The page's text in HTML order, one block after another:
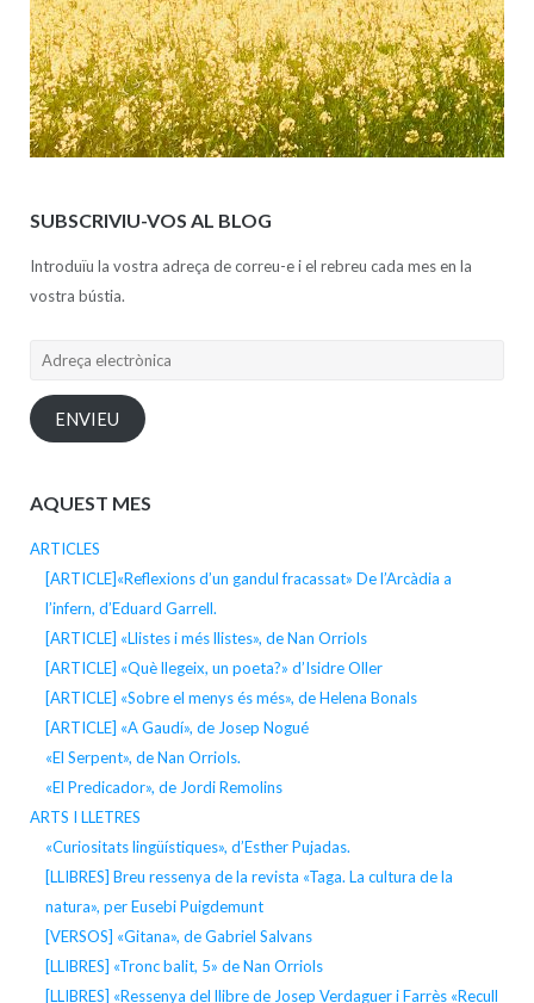
SUBSCRIVIU-VOS AL BLOG
Introduïu la vostra adreça de correu-e i el rebreu cada mes en la
vostra bústia.
Adreça
ENVIEU
AQUEST MES
ARTICLES
[ARTICLE]«Reflexions d’un gandul fracassat» De l’Arcàdia a
l’infern, d’Eduard Garrell.
[ARTICLE] «Llistes i més llistes», de Nan Orriols
[ARTICLE] «Què llegeix, un poeta?» d’Isidre Oller
[ARTICLE] «Sobre el menys és més», de Helena Bonals
[ARTICLE] «A Gaudí», de Josep Nogué
«El Serpent», de Nan Orriols.
«El Predicador», de Jordi Remolins
ARTS I LLETRES
«Curiositats lingüístiques», d’Esther Pujadas.
[LLIBRES] Breu ressenya de la revista «Taga. La cultura de la
natura», per Eusebi Puigdemunt
[VERSOS] «Gitana», de Gabriel Salvans
[LLIBRES] «Tronc balit, 5» de Nan Orriols
[LLIBRES] «Ressenya del llibre de Josep Verdaguer i Farrès «Recull